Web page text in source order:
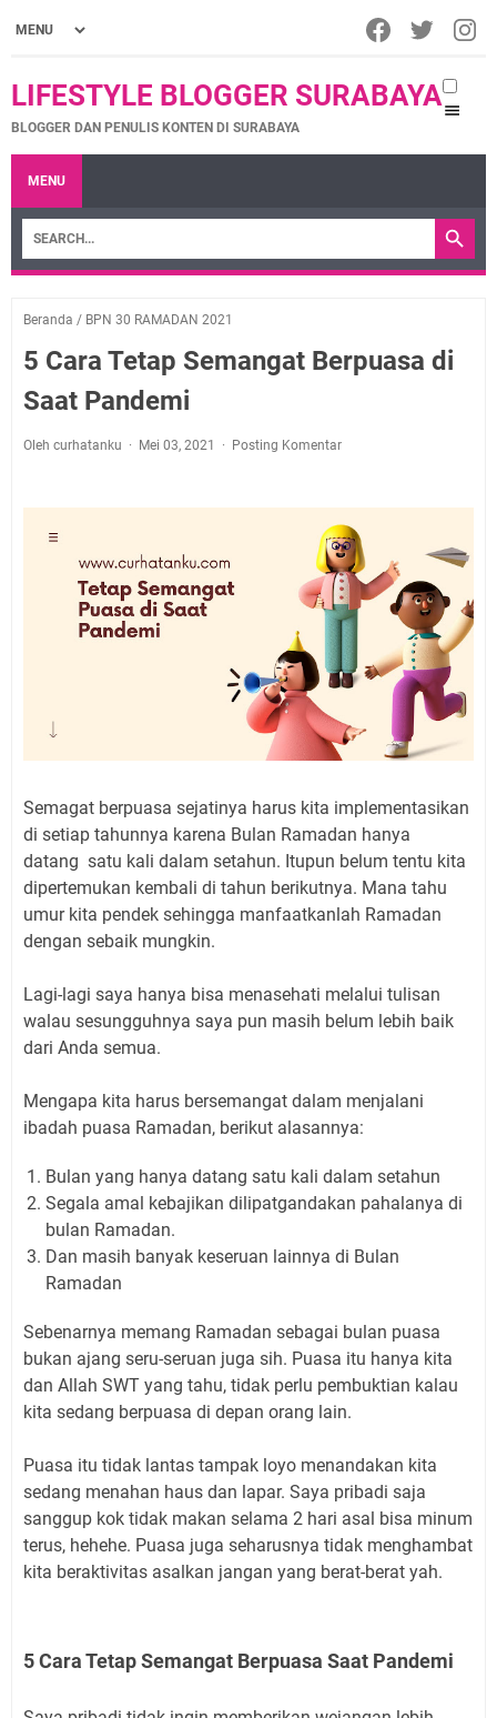
LIFESTYLE BLOGGER SURABAYA
BLOGGER DAN PENULIS KONTEN DI SURABAYA
MENU
Beranda / BPN 30 RAMADAN 2021
5 Cara Tetap Semangat Berpuasa di
Saat Pandemi
Oleh curhatanku Mei 03, 2021 Posting Komentar
Semagat berpuasa sejatinya harus kita implementasikan
di setiap tahunnya karena Bulan Ramadan hanya
datang satu kali dalam setahun. Itupun belum tentu kita
dipertemukan kembali di tahun berikutnya. Mana tahu
umur kita pendek sehingga manfaatkanlah Ramadan
dengan sebaik mungkin.
Lagi-lagi saya hanya bisa menasehati melalui tulisan
walau sesungguhnya saya pun masih belum lebih baik
dari Anda semua.
Mengapa kita harus bersemangat dalam menjalani
ibadah puasa Ramadan, berikut alasannya:
Bulan yang hanya datang satu kali dalam setahun
Segala amal kebajikan dilipatgandakan pahalanya di
bulan Ramadan.
Dan masih banyak keseruan lainnya di Bulan
Ramadan
Sebenarnya memang Ramadan sebagai bulan puasa
bukan ajang seru-seruan juga sih. Puasa itu hanya kita
dan Allah SWT yang tahu, tidak perlu pembuktian kalau
kita sedang berpuasa di depan orang lain.
Puasa itu tidak lantas tampak loyo menandakan kita
sedang menahan haus dan lapar. Saya pribadi saja
sanggup kok tidak makan selama 2 hari asal bisa minum
terus, hehehe. Puasa juga seharusnya tidak menghambat
kita beraktivitas asalkan jangan yang berat-berat yah.
5 Cara Tetap Semangat Berpuasa Saat Pandemi